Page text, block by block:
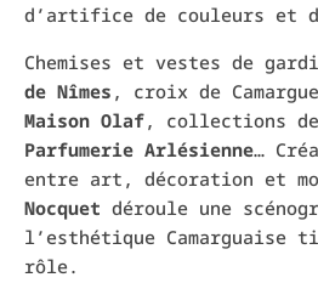
d’artifice de couleurs et
Chemises et vestes de
de Nîmes , croix de
Maison Olaf, collections
Parfumerie Arlésienne…
entre art, décoration et
Nocquet déroule une
l’esthétique Camarguaise
rôle.